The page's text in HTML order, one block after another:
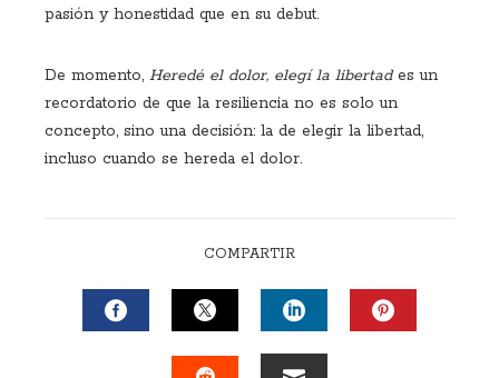
pasión y honestidad que en su debut.
De momento, Heredé el dolor, elegí la libertades un
recordatorio de que la resiliencia no es solo un
concepto, sino una decisión: la de elegir la libertad,
incluso cuando se hereda el dolor.
COMPARTIR
FACEBOOKTWITTERLINKEDIN